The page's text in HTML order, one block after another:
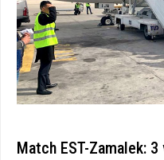
Match EST-Zamalek: